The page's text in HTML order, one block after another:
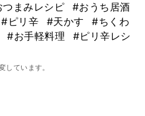
まみレシピ
#おうち居酒
#ピリ辛 #天かす
#ちくわ
#お手軽料理
#ピリ辛レシ
しています。